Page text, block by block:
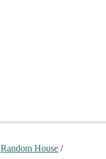
Random House /